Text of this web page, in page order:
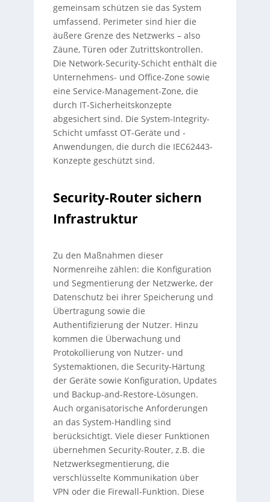
gemeinsam schützen sie das System
umfassend. Perimeter sind hier die
äußere Grenze des Netzwerks – also
Zäune, Türen oder Zutrittskontrollen.
Die Network-Security-Schicht enthält die
Unternehmens- und Office-Zone sowie
eine Service-Management-Zone, die
durch IT-Sicherheitskonzepte
abgesichert sind. Die System-Integrity-
Schicht umfasst OT-Geräte und -
Anwendungen, die durch die IEC62443-
Konzepte geschützt sind.
Security-Router sichern
Infrastruktur
Zu den Maßnahmen dieser
Normenreihe zählen: die Konfiguration
und Segmentierung der Netzwerke, der
Datenschutz bei ihrer Speicherung und
Übertragung sowie die
Authentifizierung der Nutzer. Hinzu
kommen die Überwachung und
Protokollierung von Nutzer- und
Systemaktionen, die Security-Härtung
der Geräte sowie Konfiguration, Updates
und Backup-and-Restore-Lösungen.
Auch organisatorische Anforderungen
an das System-Handling sind
berücksichtigt. Viele dieser Funktionen
übernehmen Security-Router, z.B. die
Netzwerksegmentierung, die
verschlüsselte Kommunikation über
VPN oder die Firewall-Funktion. Diese